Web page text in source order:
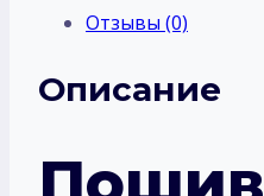
Отзывы (0)
Описание